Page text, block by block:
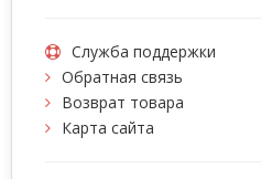
Служба поддержки
Обратная связь
Возврат товара
Карта сайта